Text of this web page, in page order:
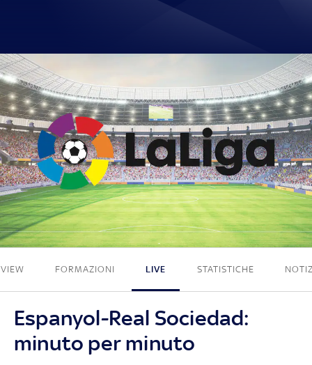
1 - 1
FORMAZIONI LIVE STATISTICHE
Espanyol-Real Sociedad:
minuto per minuto